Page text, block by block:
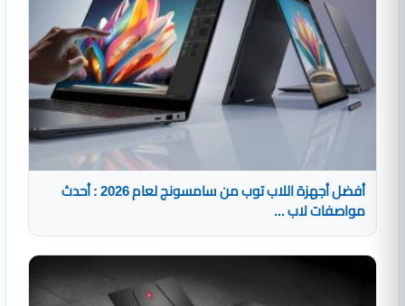
أفضل أجهزة اللاب توب من سامسونج لعام 2026 : أحدث
مواصفات لاب ...